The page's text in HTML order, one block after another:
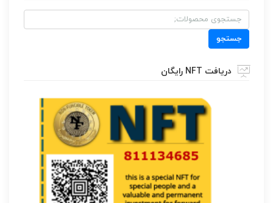
جستجو
برای:
جستجو
دریافت NFT رایگان